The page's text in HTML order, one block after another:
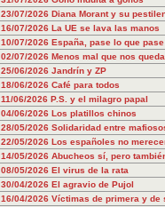
23/07/2026 Diana Morant y su
16/07/2026 La UE se lava las manos
10/07/2026 España, pase lo que pase
02/07/2026 Menos mal que nos
25/06/2026 Jandrín y ZP
18/06/2026 Café para todos
11/06/2026 P.S. y el milagro papal
04/06/2026 Los platillos chinos
28/05/2026 Solidaridad entre
22/05/2026 Los españoles no
14/05/2026 Abucheos sí, pero
08/05/2026 El virus de la rata
30/04/2026 El agravio de Pujol
16/04/2026 Víctimas de primera y de